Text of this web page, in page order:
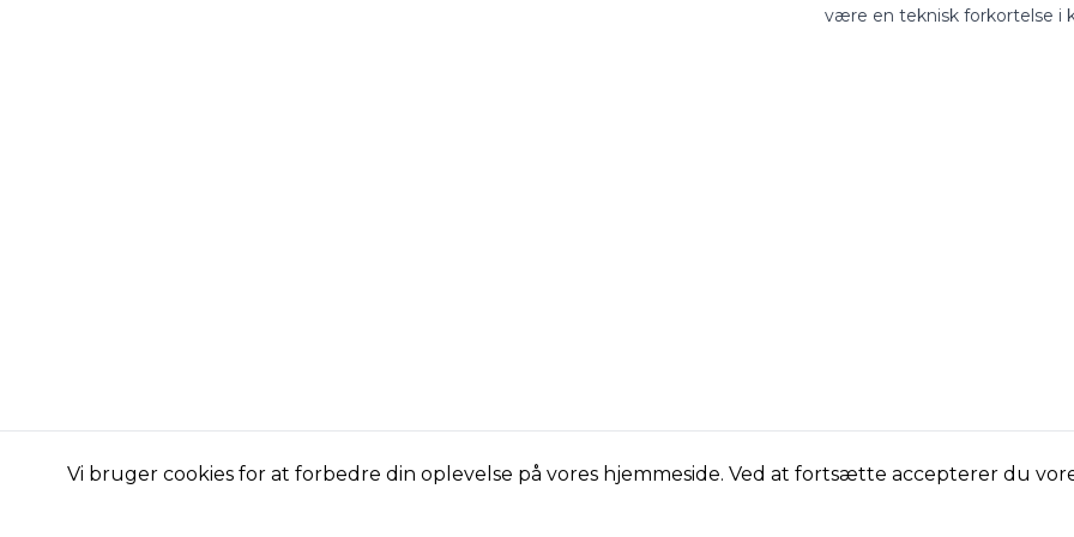
være en teknisk forkortelse i
Vi bruger cookies for at forbedre din oplevelse på vores hjemmeside. Ved at fortsætte accepterer du